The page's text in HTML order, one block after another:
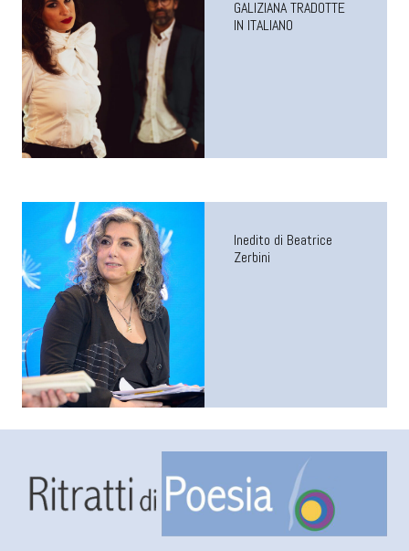
GALIZIANA TRADOTTE
IN ITALIANO
Inedito di Beatrice
Zerbini